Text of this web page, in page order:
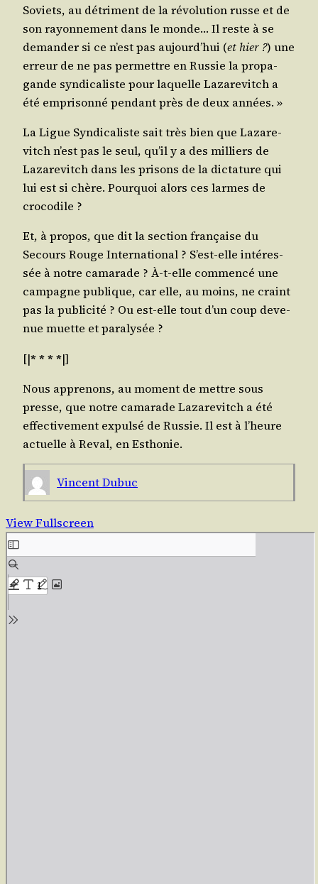
Soviets, au détri­ment de la révo­lu­tion russe et de
son rayon­ne­ment dans le monde… Il reste à se
deman­der si ce n’est pas aujourd’­hui (et hier ?) une
erreur de ne pas per­mettre en Rus­sie la pro­pa­
gande syn­di­ca­liste pour laquelle Laza­re­vitch a
été empri­son­né pen­dant près de deux années. »
La Ligue Syn­di­ca­liste sait très bien que Laza­re­
vitch n’est pas le seul, qu’il y a des mil­liers de
Laza­re­vitch dans les pri­sons de la dic­ta­ture qui
lui est si chère. Pour­quoi alors ces larmes de
crocodile ?
Et, à pro­pos, que dit la sec­tion fran­çaise du
Secours Rouge Inter­na­tio­nal ? S’est-elle inté­res­
sée à notre cama­rade ? À‑t-elle com­men­cé une
cam­pagne publique, car elle, au moins, ne craint
pas la publi­ci­té ? Ou est-elle tout d’un coup deve­
nue muette et paralysée ?
[|* * * *|]
Nous appre­nons, au moment de mettre sous
presse, que notre cama­rade Laza­re­vitch a été
effec­ti­ve­ment expul­sé de Rus­sie. Il est à l’heure
actuelle à Reval, en Esthonie.
Vincent Dubuc
View Fullscreen